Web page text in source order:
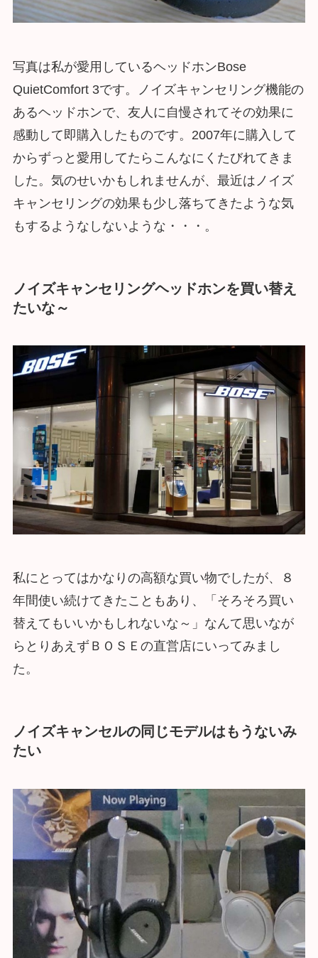
写真は私が愛用しているヘッドホンBose
QuietComfort 3です。ノイズキャンセリング機能の
あるヘッドホンで、友人に自慢されてその効果に
感動して即購入したものです。2007年に購入して
からずっと愛用してたらこんなにくたびれてきま
した。気のせいかもしれませんが、最近はノイズ
キャンセリングの効果も少し落ちてきたような気
もするようなしないような・・・。
ノイズキャンセリングヘッドホンを買い替え
たいな～
私にとってはかなりの高額な買い物でしたが、８
年間使い続けてきたこともあり、「そろそろ買い
替えてもいいかもしれないな～」なんて思いなが
らとりあえずＢＯＳＥの直営店にいってみまし
た。
ノイズキャンセルの同じモデルはもうないみ
たい